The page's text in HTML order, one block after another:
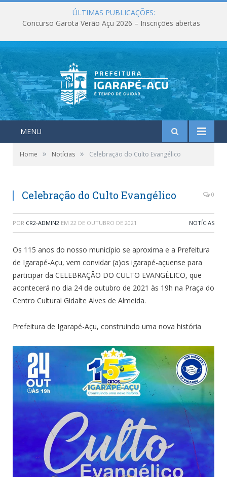
ÚLTIMAS PUBLICAÇÕES:
Concurso Garota Verão Açu 2026 – Inscrições abertas
MENU
Home » Notícias » Celebração do Culto Evangélico
Celebração do Culto Evangélico 0
POR CR2-ADMIN2 EM 22 DE OUTUBRO DE 2021 NOTÍCIAS
Os 115 anos do nosso município se aproxima e a Prefeitura
de Igarapé-Açu, vem convidar (a)os igarapé-açuense para
participar da CELEBRAÇÃO DO CULTO EVANGÉLICO, que
acontecerá no dia 24 de outubro de 2021 às 19h na Praça do
Centro Cultural Gidalte Alves de Almeida.
Prefeitura de Igarapé-Açu, construindo uma nova história